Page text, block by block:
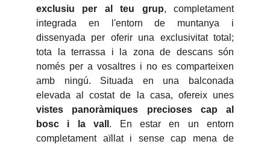
exclusiu per al teu grup, completament
integrada en l'entorn de muntanya i
dissenyada per oferir una exclusivitat total;
tota la terrassa i la zona de descans són
només per a vosaltres i no es comparteixen
amb ningú. Situada en una balconada
elevada al costat de la casa, ofereix unes
vistes panoràmiques precioses cap al
bosc i la vall . En estar en un entorn
completament aïllat i sense cap mena de